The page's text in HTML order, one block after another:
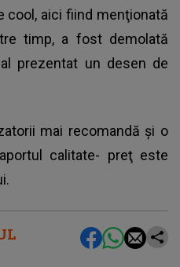
cool, aici fiind menţionată
timp, a fost demolată
prezentat un desen de
mai recomandă și o
calitate- preţ este